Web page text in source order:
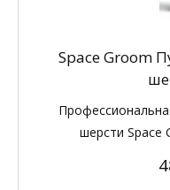
Space Groom
шерсти Space